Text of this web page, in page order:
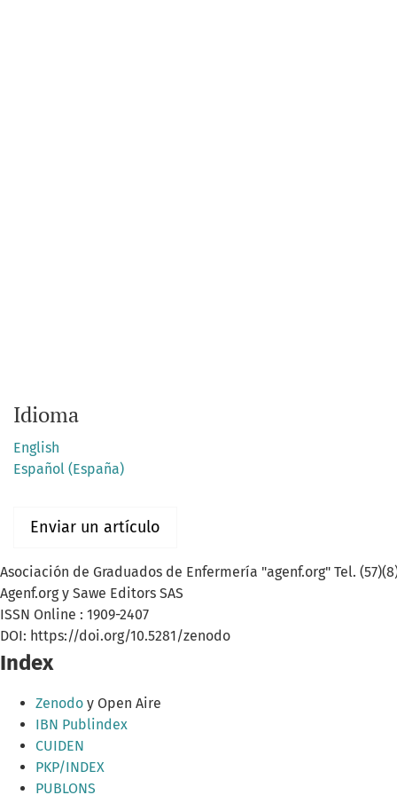
Idioma
English
Español (España)
Enviar un artículo
Asociación de Graduados de Enfermería "agenf.org" Tel.
Agenf.org y Sawe Editors SAS
ISSN Online : 1909-2407
DOI: https://doi.org/10.5281/zenodo
Index
Zenodo y Open Aire
IBN Publindex
CUIDEN
PKP/INDEX
PUBLONS